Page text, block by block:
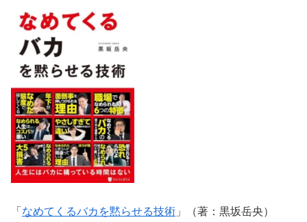
「 なめてくるバカを黙らせる技術 」（著：黒坂岳央）